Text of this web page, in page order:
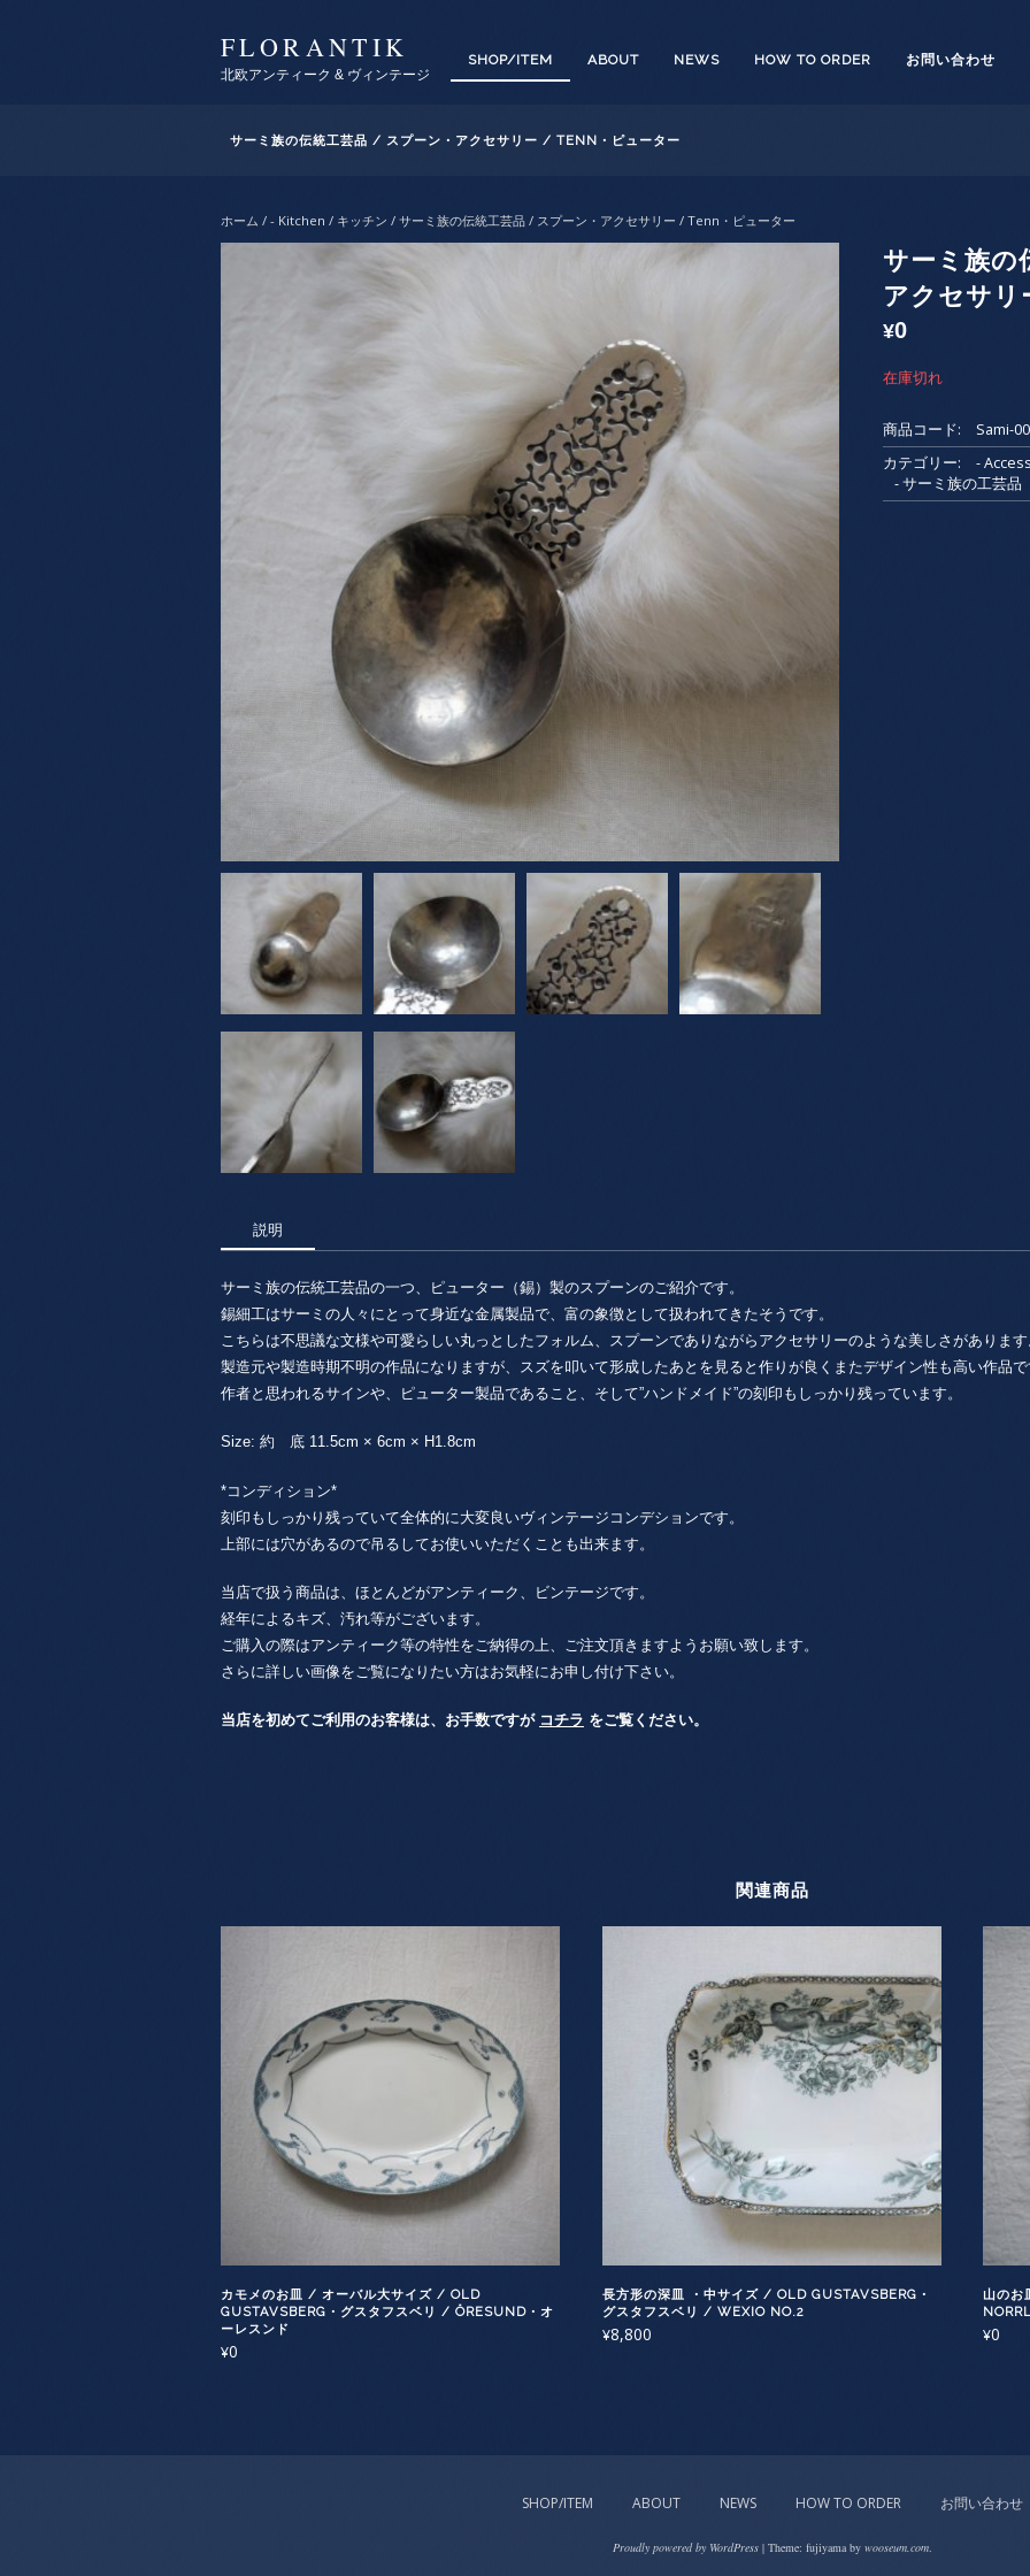
FLORANTIK
北欧アンティーク & ヴィンテージ
SHOP/ITEM ABOUT NEWS HOW TO ORDER お問い合わせ
サーミ族の伝統工芸品 / スプーン・アクセサリー / TENN・ピューター
ホーム / - Kitchen / キッチン / サーミ族の伝統工芸品 / スプーン・アクセサリー / Tenn・ピューター
サーミ族の
アクセサ
¥0
在庫切れ
商品コード:
Sami-
カテゴリー:
-
- サーミ族の工芸品
説明
サーミ族の伝統工芸品の一つ、ピューター（錫）製のスプーンのご紹介です。
錫細工はサーミの人々にとって身近な金属製品で、富の象徴として扱われてきたそうです。
こちらは不思議な文様や可愛らしい丸っとしたフォルム、スプーンでありながらアクセサリーのような美しさがありま
製造元や製造時期不明の作品になりますが、スズを叩いて形成したあとを見ると作りが良くまたデザイン性も高い作品
作者と思われるサインや、ピューター製品であること、そして”ハンドメイド”の刻印もしっかり残っています。
Size: 約 底 11.5cm × 6cm × H1.8cm
*コンディション*
刻印もしっかり残っていて全体的に大変良いヴィンテージコンデションです。
上部には穴があるので吊るしてお使いいただくことも出来ます。
当店で扱う商品は、ほとんどがアンティーク、ビンテージです。
経年によるキズ、汚れ等がございます。
ご購入の際はアンティーク等の特性をご納得の上、ご注文頂きますようお願い致します。
さらに詳しい画像をご覧になりたい方はお気軽にお申し付け下さい。
当店を初めてご利用のお客様は、お手数ですが コチラ をご覧ください。
関連商品
カモメのお皿 / オーバル大サイズ / OLD
GUSTAVSBERG・グスタフスベリ / ÖRESUND・オ
ーレスンド
¥0
長方形の深皿 ・中サイズ / OLD GUSTAVSBERG・
グスタフスベリ / WEXIO NO.2
¥8,800
山のお
¥0
SHOP/ITEM ABOUT NEWS HOW TO ORDER お問い合わせ
Proudly powered by WordPress | Theme: fujiyama by wooseum.com.